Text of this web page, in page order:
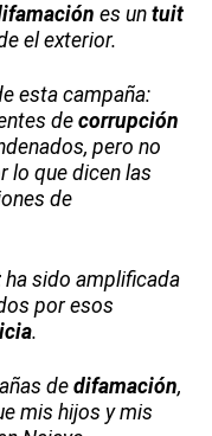
es un tuit
el exterior.
esta campaña:
de corrupción
pero no
lo que dicen las
de
ha sido amplificada
por esos
.
de difamación,
mis hijos y mis